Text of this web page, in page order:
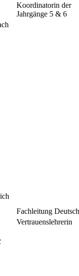
Koordinatorin der
Jahrgänge 5 & 6
Fachleitung Deutsch
Vertrauenslehrerin